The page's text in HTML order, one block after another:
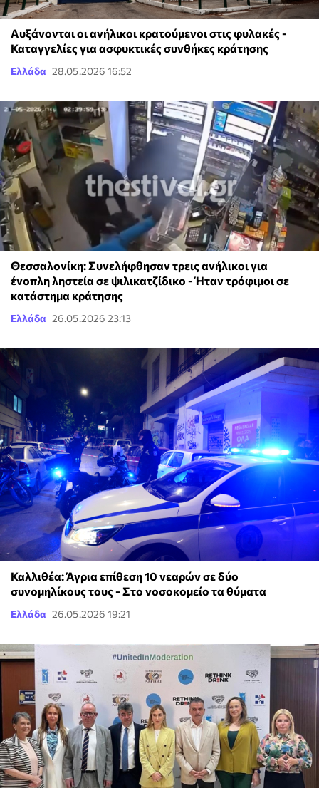
Αυξάνονται οι ανήλικοι κρατούμενοι στις φυλακές -
Καταγγελίες για ασφυκτικές συνθήκες κράτησης
Ελλάδα 28.05.2026 16:52
Θεσσαλονίκη: Συνελήφθησαν τρεις ανήλικοι για
ένοπλη ληστεία σε ψιλικατζίδικο - Ήταν τρόφιμοι σε
κατάστημα κράτησης
Ελλάδα 26.05.2026 23:13
Καλλιθέα: Άγρια επίθεση 10 νεαρών σε δύο
συνομηλίκους τους - Στο νοσοκομείο τα θύματα
Ελλάδα 26.05.2026 19:21